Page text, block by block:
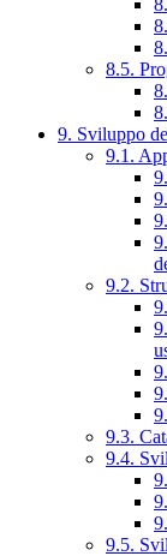
8.5.
9. Sviluppo
9.1.
9.2.
9.3.
9.4.
9.5.